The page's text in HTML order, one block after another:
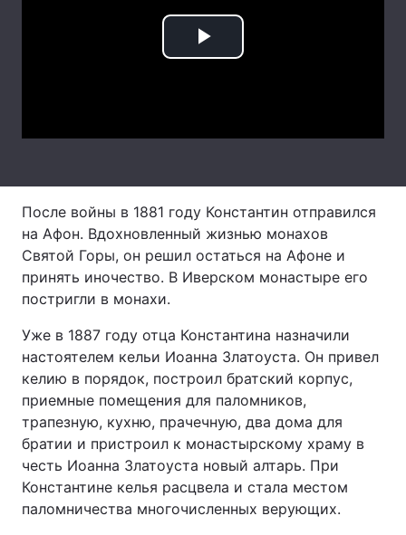
Статті
Послуги
Тема оформлення
Play
После войны в 1881 году Константин отправился
на Афон. Вдохновленный жизнью монахов
Святой Горы, он решил остаться на Афоне и
принять иночество. В Иверском монастыре его
постригли в монахи.
Уже в 1887 году отца Константина назначили
настоятелем кельи Иоанна Златоуста. Он привел
келию в порядок, построил братский корпус,
приемные помещения для паломников,
трапезную, кухню, прачечную, два дома для
братии и пристроил к монастырскому храму в
честь Иоанна Златоуста новый алтарь. При
Константине келья расцвела и стала местом
паломничества многочисленных верующих.